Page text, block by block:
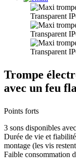
Trompe
avec un feu
Points forts
3 sons disponibles
Durée de vie et
montage (les vis
Faible consommation